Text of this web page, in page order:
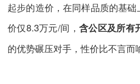
起步的造价，在同样品质的基
价仅8.3万元/间， 含公区及所有
的优势碾压对手，性价比不言而